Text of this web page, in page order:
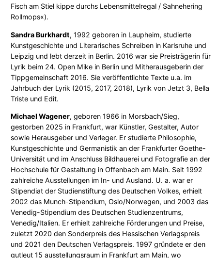
Fisch am Stiel kippe durchs Lebensmittelregal / Sahnehering
Rollmops«).
Sandra Burkhardt, 1992 geboren in Laupheim, studierte
Kunstgeschichte und Literarisches Schreiben in Karlsruhe und
Leipzig und lebt derzeit in Berlin. 2016 war sie Preisträgerin für
Lyrik beim 24. Open Mike in Berlin und Mitherausgeberin der
Tippgemeinschaft 2016. Sie veröffentlichte Texte u.a. im
Jahrbuch der Lyrik (2015, 2017, 2018), Lyrik von Jetzt 3, Bella
Triste und Edit.
Michael Wagener,geboren 1966 in Morsbach/Sieg,
gestorben 2025 in Frankfurt, war Künstler, Gestalter, Autor
sowie Herausgeber und Verleger. Er studierte Philosophie,
Kunstgeschichte und Germanistik an der Frankfurter Goethe-
Universität und im Anschluss Bildhauerei und Fotografie an der
Hochschule für Gestaltung in Offenbach am Main. Seit 1992
zahlreiche Ausstellungen im In- und Ausland. U. a. war er
Stipendiat der Studienstiftung des Deutschen Volkes, erhielt
2002 das Munch-Stipendium, Oslo/Norwegen, und 2003 das
Venedig-Stipendium des Deutschen Studienzentrums,
Venedig/Italien. Er erhielt zahlreiche Förderungen und Preise,
zuletzt 2020 den Sonderpreis des Hessischen Verlagspreis
und 2021 den Deutschen Verlagspreis. 1997 gründete er den
gutleut 15 ausstellungsraum in Frankfurt am Main, wo